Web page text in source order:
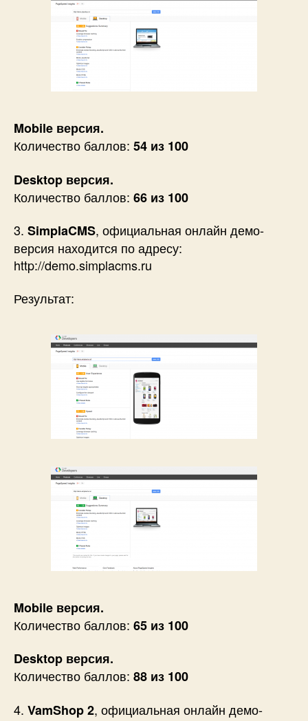
Mobile версия.
Количество баллов: 54 из 100
Desktop версия.
Количество баллов: 66 из 100
3. SimplaCMS, официальная онлайн демо-
версия находится по адресу:
http://demo.simplacms.ru
Результат:
Mobile версия.
Количество баллов: 65 из 100
Desktop версия.
Количество баллов: 88 из 100
4. VamShop 2, официальная онлайн демо-